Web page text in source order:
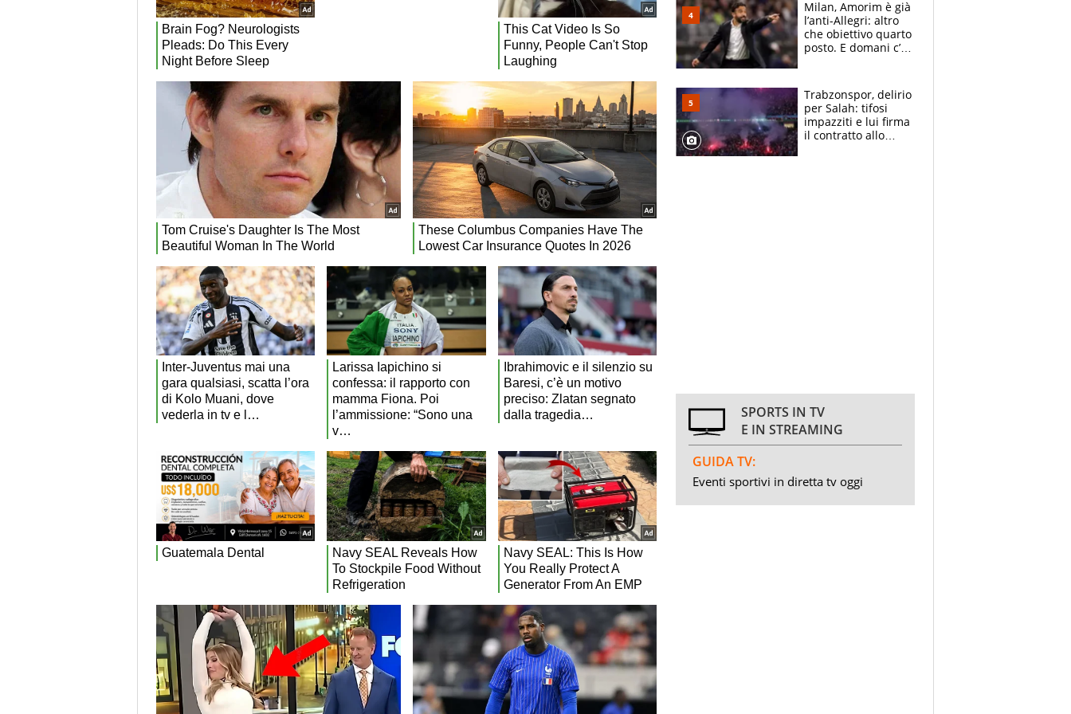
Milan, Amorim è già
l’anti-Allegri: altro
che obiettivo quarto
posto. E domani c’è
Trabzonspor, delirio
per Salah: tifosi
impazziti e lui firma
il contratto allo
SPORTS IN TV
E IN STREAMING
GUIDA TV:
Eventi sportivi in diretta tv oggi